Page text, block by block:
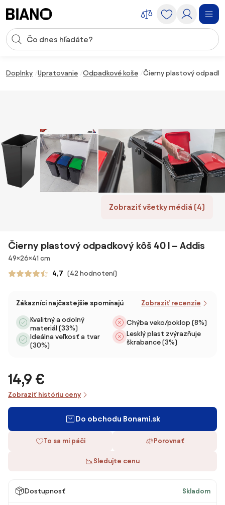
Vstup pre vyhľadávanie
Doplnky Upratovanie Odpadkové koše Čierny plastový
Zobraziť všetky médiá (4)
Čierny plastový odpadkový kôš 40 l – Addis
Rozmery
49×26×41 cm
4,7 (42 hodnotení)
Zákazníci najčastejšie spomínajú Zobraziť recenzie
Kvalitný a odolný
materiál (33%)
Ideálna veľkosť a tvar
(30%)
Chýba veko/poklop (8%)
Lesklý plast zvýrazňuje
škrabance (3%)
14,9 €
Zobraziť históriu ceny
Do obchodu Bonami.sk
To sa mi páči Porovnať
Sledujte cenu
Dostupnosť Skladom